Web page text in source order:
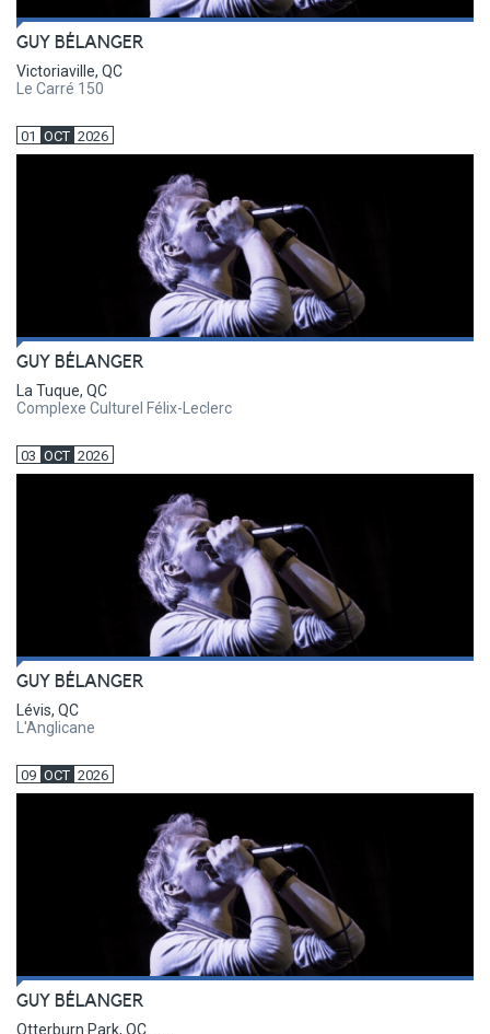
GUY BÉLANGER
Victoriaville, QC
Le Carré 150
01 OCT 2026
GUY BÉLANGER
La Tuque, QC
Complexe Culturel Félix-Leclerc
03 OCT 2026
GUY BÉLANGER
Lévis, QC
L'Anglicane
09 OCT 2026
GUY BÉLANGER
Otterburn Park, QC